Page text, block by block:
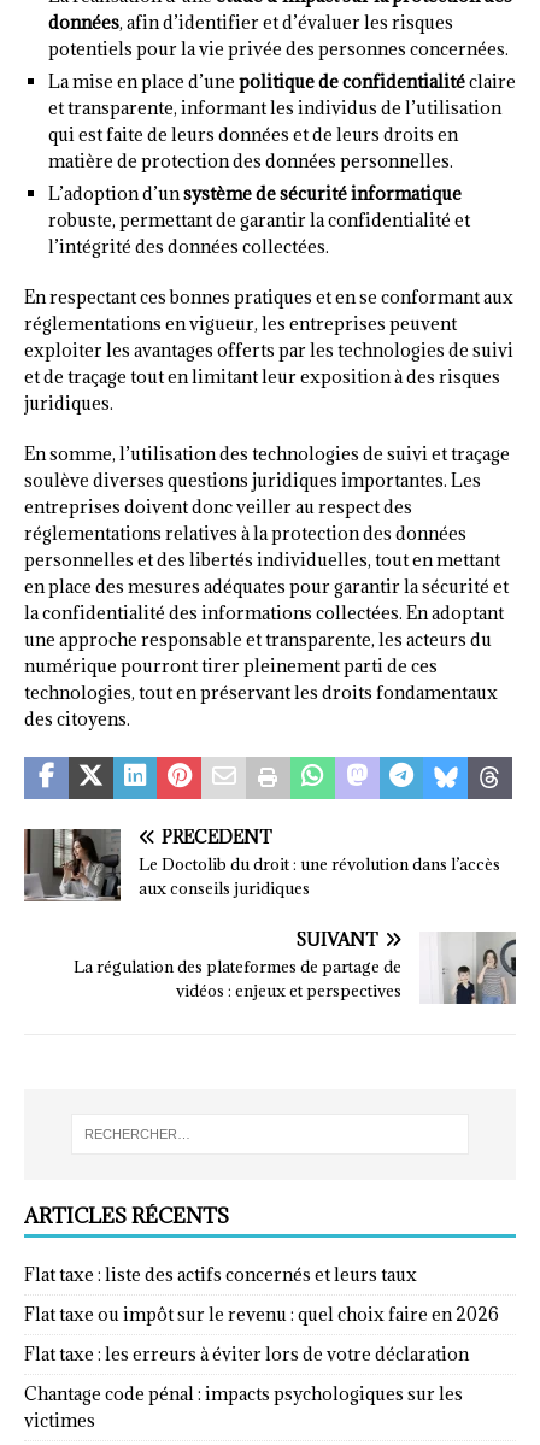
données, afin d’identifier et d’évaluer les risques
potentiels pour la vie privée des personnes concernées.
La mise en place d’une politique de confidentialitéclaire
et transparente, informant les individus de l’utilisation
qui est faite de leurs données et de leurs droits en
matière de protection des données personnelles.
L’adoption d’unsystème de sécurité informatique
robuste, permettant de garantir la confidentialité et
l’intégrité des données collectées.
En respectant ces bonnes pratiques et en se conformant aux
réglementations en vigueur, les entreprises peuvent
exploiter les avantages offerts par les technologies de suivi
et de traçage tout en limitant leur exposition à des risques
juridiques.
En somme, l’utilisation des technologies de suivi et traçage
soulève diverses questions juridiques importantes. Les
entreprises doivent donc veiller au respect des
réglementations relatives à la protection des données
personnelles et des libertés individuelles, tout en mettant
en place des mesures adéquates pour garantir la sécurité et
la confidentialité des informations collectées. En adoptant
une approche responsable et transparente, les acteurs du
numérique pourront tirer pleinement parti de ces
technologies, tout en préservant les droits fondamentaux
des citoyens.
PRÉCÉDENT
Le Doctolib du droit : une révolution dans l’accès
aux conseils juridiques
SUIVANT
La régulation des plateformes de partage de
vidéos : enjeux et perspectives
ARTICLES RÉCENTS
Flat taxe : liste des actifs concernés et leurs taux
Flat taxe ou impôt sur le revenu : quel choix faire en 2026
Flat taxe : les erreurs à éviter lors de votre déclaration
Chantage code pénal : impacts psychologiques sur les
victimes